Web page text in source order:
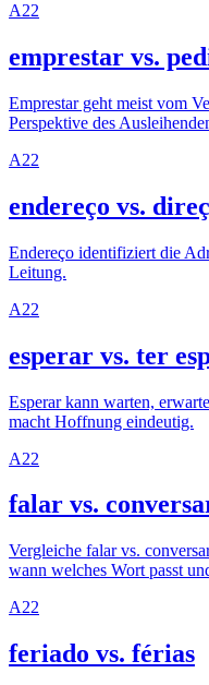
A22
emprestar vs.
Emprestar geht meist vom
Perspektive des
A22
endereço vs.
Endereço identifiziert die
Leitung.
A22
esperar vs. ter
Esperar kann warten,
macht Hoffnung eindeutig.
A22
falar vs.
Vergleiche falar vs.
wann welches Wort passt
A22
feriado vs. férias